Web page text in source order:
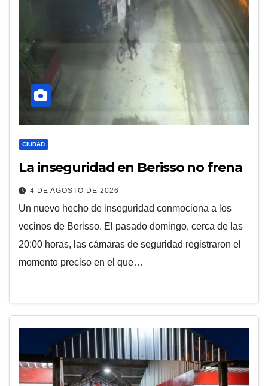
CIUDAD
La inseguridad en Berisso no frena
4 DE AGOSTO DE 2026
Un nuevo hecho de inseguridad conmociona a los
vecinos de Berisso. El pasado domingo, cerca de las
20:00 horas, las cámaras de seguridad registraron el
momento preciso en el que…